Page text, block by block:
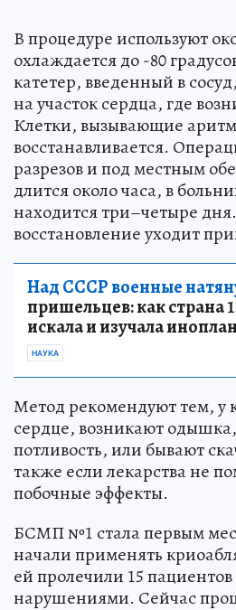
В процедуре используют
охлаждается до -80
катетер, введенный в
на участок сердца, где
Клетки, вызывающие
восстанавливается.
разрезов и под местным
длится около часа, в
находится три–четыре
восстановление уходит
Над СССР военные
пришельцев: как страна
искала и изучала
НАУКА
Метод рекомендуют тем, у
сердце, возникают одышка,
потливость, или бывают
также если лекарства не
побочные эффекты.
БСМП №1 стала первым
начали применять
ей пролечили 15
нарушениями. Сейчас